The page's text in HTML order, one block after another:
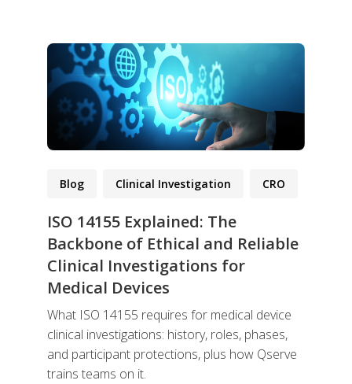
Blog Clinical Investigation CRO
ISO 14155 Explained: The
Backbone of Ethical and Reliable
Clinical Investigations for
Medical Devices
What ISO 14155 requires for medical device
clinical investigations: history, roles, phases,
and participant protections, plus how Qserve
trains teams on it.